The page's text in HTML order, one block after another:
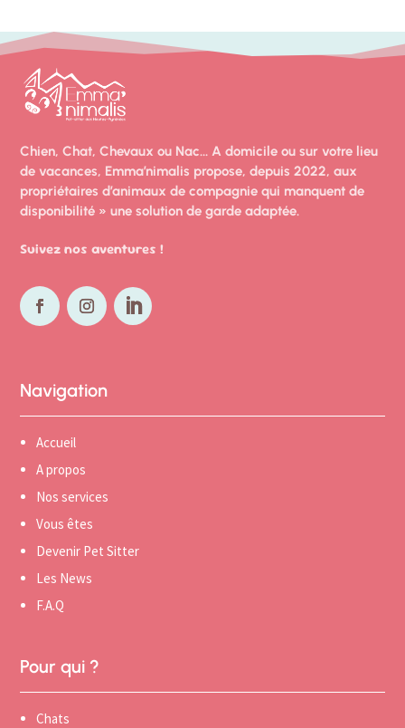
Chien, Chat, Chevaux ou Nac… A domicile ou sur votre lieu
de vacances, Emma’nimalis propose, depuis 2022, aux
propriétaires d’animaux de compagnie qui manquent de
disponibilité » une solution de gardeadaptée.
Suivez nos aventures !
Navigation
Accueil
A propos
Nos services
Vous êtes
Devenir Pet Sitter
Les News
F.A.Q
Pour qui ?
Chats